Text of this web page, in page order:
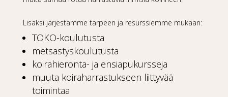
Lisäksi järjestämme tarpeen ja resurssiemme mukaan:
TOKO-koulutusta
metsästyskoulutusta
koirahieronta- ja ensiapukursseja
muuta koiraharrastukseen liittyvää
toimintaa